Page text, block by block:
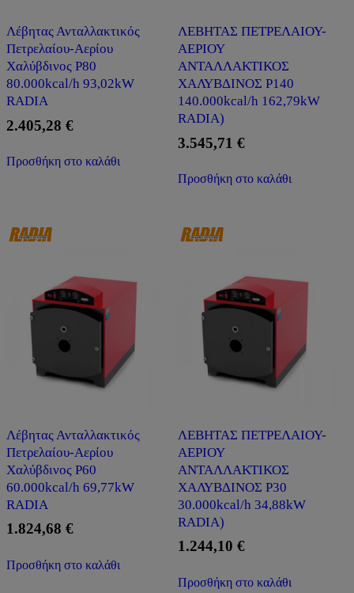
Λέβητας Ανταλλακτικός
Πετρελαίου-Αερίου
Χαλύβδινος P80
80.000kcal/h 93,02kW
RADIA
2.405,28 €
Προσθήκη στο καλάθι
ΛΕΒΗΤΑΣ ΠΕΤΡΕΛΑΙΟΥ-
ΑΕΡΙΟΥ
ΑΝΤΑΛΛΑΚΤΙΚΟΣ
ΧΑΛΥΒΔΙΝΟΣ P140
140.000kcal/h 162,79kW
RADIA)
3.545,71 €
Προσθήκη στο καλάθι
Λέβητας Ανταλλακτικός
Πετρελαίου-Αερίου
Χαλύβδινος P60
60.000kcal/h 69,77kW
RADIA
1.824,68 €
Προσθήκη στο καλάθι
ΛΕΒΗΤΑΣ ΠΕΤΡΕΛΑΙΟΥ-
ΑΕΡΙΟΥ
ΑΝΤΑΛΛΑΚΤΙΚΟΣ
ΧΑΛΥΒΔΙΝΟΣ P30
30.000kcal/h 34,88kW
RADIA)
1.244,10 €
Προσθήκη στο καλάθι